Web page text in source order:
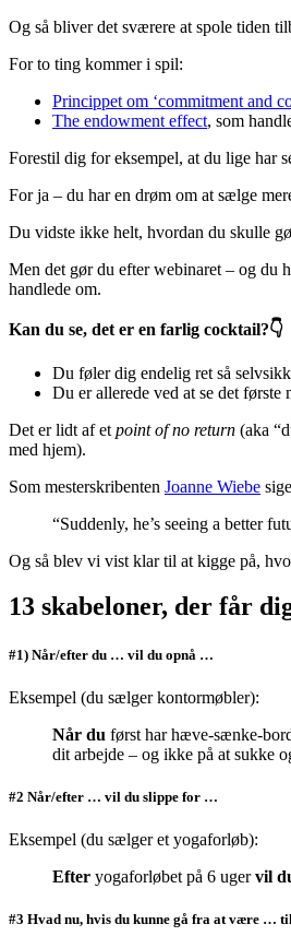
Og så bliver det sværere at spole tiden
For to ting kommer i spil:
Princippet om ‘commitment and
The endowment effect, som
Forestil dig for eksempel, at du lige har
For ja – du har en drøm om at sælge
Du vidste ikke helt, hvordan du skulle
Men det gør du efter webinaret – og du
handlede om.
Kan du se, det er en farlig cocktail?👇
Du føler dig endelig ret så
Du er allerede ved at se det
Det er lidt af et point of no return (aka
med hjem).
Som mesterskribenten Joanne Wiebe
“Suddenly, he’s seeing a better
Og så blev vi vist klar til at kigge på,
13 skabeloner, der får
#1) Når/efter du … vil du opnå …
Eksempel (du sælger kontormøbler):
Når du først har hæve-sænke-
dit arbejde – og ikke på at sukke
#2 Når/efter … vil du slippe for …
Eksempel (du sælger et yogaforløb):
Efter yogaforløbet på 6 ugervil
#3 Hvad nu, hvis du kunne gå fra at være …